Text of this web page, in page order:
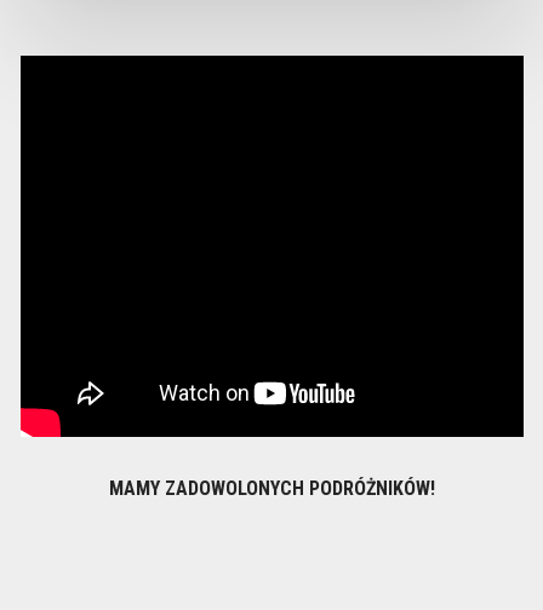
MAMY ZADOWOLONYCH PODRÓŻNIKÓW!